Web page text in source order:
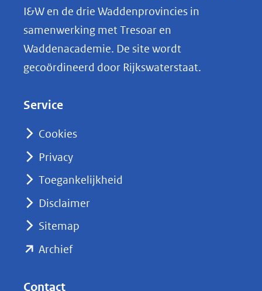
k
e
nieuw
naar
I&W en de drie Waddenprovincies in
samenwerking met Tresoar en
Waddenacademie. De site wordt
gecoördineerd door Rijkswaterstaat.
Service
Cookies
Privacy
Toegankelijkheid
Disclaimer
Sitemap
Archief(opent
Contact